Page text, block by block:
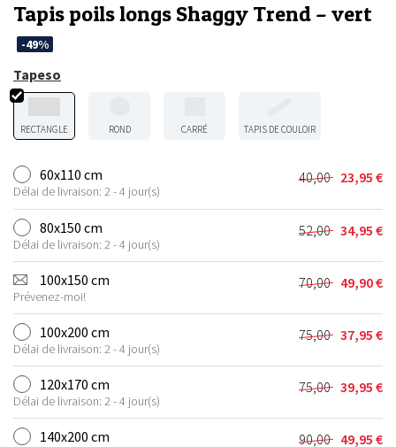
Tapis poils longs Shaggy Trend – vert
-49%
Tapeso
RECTANGLE ROND CARRÉ TAPIS DE COULOIR
60x110 cm
Délai de livraison: 2 - 4 jour(s)
40,00
Le
prix
initial
était :
40,00 €.
23,95 €
Le
prix
actuel
est :
23,95 €.
80x150 cm
Délai de livraison: 2 - 4 jour(s)
52,00
Le
prix
initial
était :
52,00 €.
34,95 €
Le
prix
actuel
est :
34,95 €.
100x150 cm
Prévenez-moi!
70,00
Le
prix
initial
était :
70,00 €.
49,90€
Le
prix
actuel
est :
49,90 €.
100x200 cm
Délai de livraison: 2 - 4 jour(s)
75,00
Le
prix
initial
était :
75,00 €.
37,95 €
Le
prix
actuel
est :
37,95 €.
120x170 cm
Délai de livraison: 2 - 4 jour(s)
75,00
Le
prix
initial
39,95 €
Le
prix
actuel
140x200 cm 90,00 49,95 €